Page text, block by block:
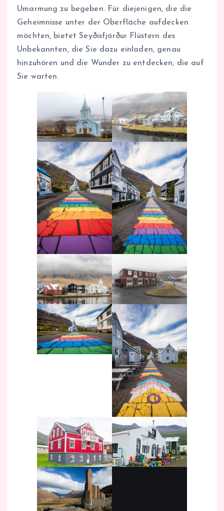
Umarmung zu begeben. Für diejenigen, die die
Geheimnisse unter der Oberfläche aufdecken
möchten, bietet Seyðisfjörður Flüstern des
Unbekannten, die Sie dazu einladen, genau
hinzuhören und die Wunder zu entdecken, die auf
Sie warten.